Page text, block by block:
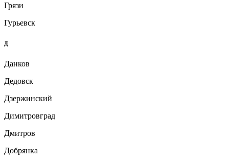
Грязи
Гурьевск
Д
Данков
Дедовск
Дзержинский
Димитровград
Дмитров
Добрянка